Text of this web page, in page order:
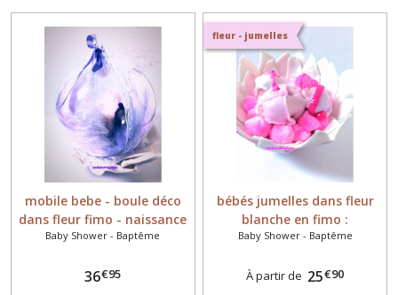
mobile bebe - boule déco
dans fleur fimo - naissance
bebe fille
Baby Shower - Baptême
36€95
fleur - jumelles
bébés jumelles dans fleur
blanche en fimo :
décoration de table
Baby Shower - Baptême
À partir de 25€90